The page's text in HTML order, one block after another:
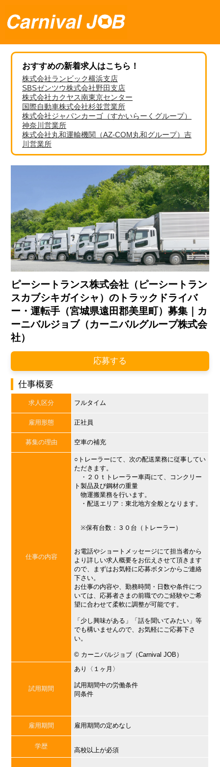
おすすめの新着求人はこちら！
株式会社ランビック横浜支店
SBSゼンツウ株式会社野田支店
株式会社カクヤス南東京センター
国際自動車株式会社杉並営業所
株式会社ジャパンカーゴ（すかいらーくグループ）
神奈川営業所
株式会社丸和運輸機関（AZ-COM丸和グループ）吉
川営業所
ピーシートランス株式会社（ピーシートラン
スカブシキガイシャ）のトラックドライバ
ー・運転手（宮城県遠田郡美里町）募集｜カ
ーニバルジョブ（カーニバルグループ株式会
社）
応募する
仕事概要
求人区分 フルタイム
雇用形態 正社員
募集の理由 空車の補充
仕事の内容
○トレーラーにて、次の配送業務に従事してい
ただきます。
・２０ｔトレーラー車両にて、コンクリー
ト製品及び鋼材の重量
物運搬業務を行います。
・配送エリア：東北地方全般となります。
※保有台数：３０台（トレーラー）
お電話やショートメッセージにて担当者から
より詳しい求人概要をお伝えさせて頂きます
ので、まずはお気軽に応募ボタンからご連絡
下さい。
お仕事の内容や、勤務時間・日数や条件につ
いては、応募者さまの前職でのご経験やご希
望に合わせて柔軟に調整が可能です。
「少し興味がある」「話を聞いてみたい」等
でも構いませんので、お気軽にご応募下さ
い。
©︎ カーニバルジョブ（Carnival JOB）
試用期間
あり〈１ヶ月〉
試用期間中の労働条件
同条件
雇用期間 雇用期間の定めなし
学歴
高校以上が必須